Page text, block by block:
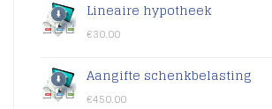
Lineaire hypotheek
€30.00
Aangifte schenkbelasting
€450.00